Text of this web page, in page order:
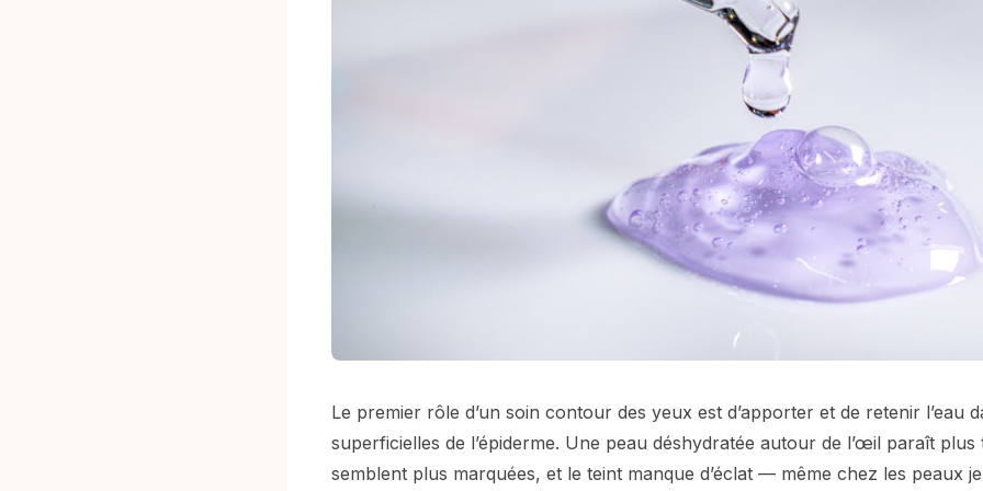
Le premier rôle d’un soin contour des yeux est d’apporter et de retenir l’eau
superficielles de l’épiderme. Une peau déshydratée autour de l’œil paraît
semblent plus marquées, et le teint manque d’éclat — même chez les peaux